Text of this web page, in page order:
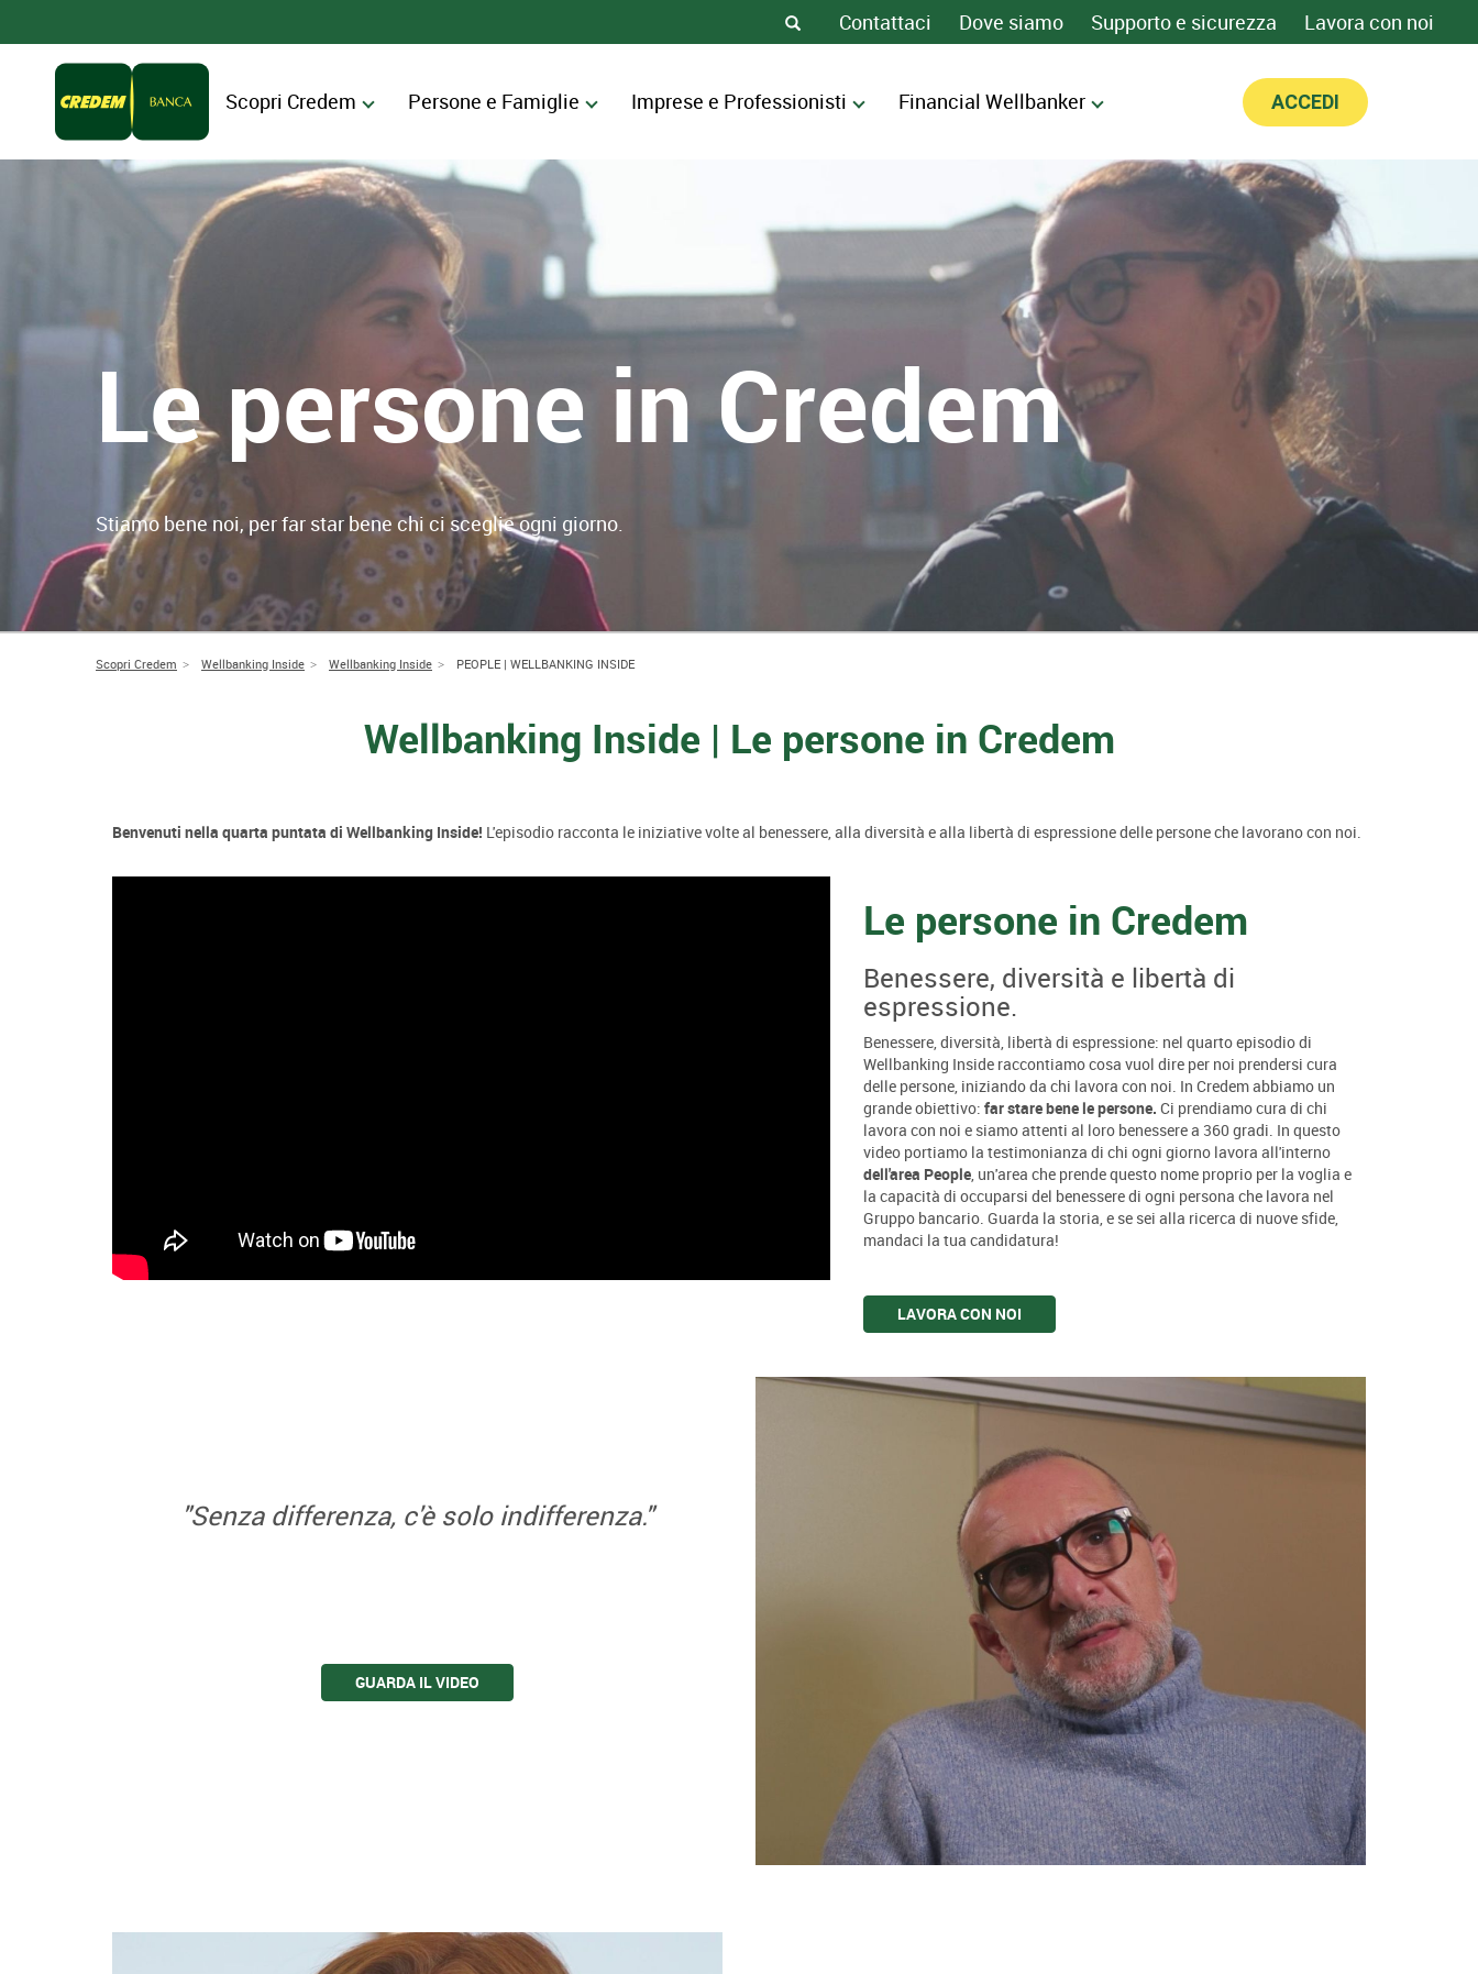
Contattaci Dove siamo Supporto e sicurezza Lavora con noi
Scopri Credem Persone e Famiglie Imprese e Professionisti Financial Wellbanker ACCEDI
Le persone in Credem
Stiamo bene noi, per far star bene chi ci sceglie ogni giorno.
Scopri Credem Wellbanking Inside Wellbanking Inside PEOPLE | WELLBANKING INSIDE
Wellbanking Inside | Le persone in Credem
Benvenuti nella quarta puntata di Wellbanking Inside! L'episodio racconta le iniziative volte al benessere, alla diversità e alla libertà di espressione delle persone che lavorano con noi.
Le persone in Credem
Benessere, diversità e libertà di
espressione.
Benessere, diversità, libertà di espressione: nel quarto episodio di
Wellbanking Inside raccontiamo cosa vuol dire per noi prendersi cura
delle persone, iniziando da chi lavora con noi. In Credem abbiamo un
grande obiettivo: far stare bene le persone. Ci prendiamo cura di chi
lavora con noi e siamo attenti al loro benessere a 360 gradi. In questo
video portiamo la testimonianza di chi ogni giorno lavora all'interno
dell'area People, un'area che prende questo nome proprio per la voglia e
la capacità di occuparsi del benessere di ogni persona che lavora nel
Gruppo bancario. Guarda la storia, e se sei alla ricerca di nuove sfide,
mandaci la tua candidatura!
LAVORA CON NOI
"Senza differenza, c'è solo indifferenza."
GUARDA IL VIDEO